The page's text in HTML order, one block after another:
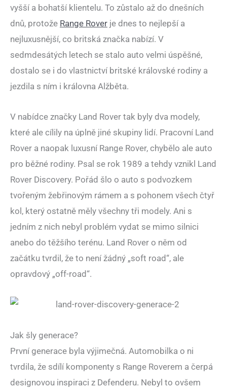
vyšší a bohatší klientelu. To zůstalo až do dnešních
dnů, protože Range Rover je dnes to nejlepší a
nejluxusnější, co britská značka nabízí. V
sedmdesátých letech se stalo auto velmi úspěšné,
dostalo se i do vlastnictví britské královské rodiny a
jezdila s ním i královna Alžběta.
V nabídce značky Land Rover tak byly dva modely,
které ale cílily na úplně jiné skupiny lidí. Pracovní Land
Rover a naopak luxusní Range Rover, chybělo ale auto
pro běžné rodiny. Psal se rok 1989 a tehdy vznikl Land
Rover Discovery. Pořád šlo o auto s podvozkem
tvořeným žebřinovým rámem a s pohonem všech čtyř
kol, který ostatně měly všechny tři modely. Ani s
jedním z nich nebyl problém vydat se mimo silnici
anebo do těžšího terénu. Land Rover o něm od
začátku tvrdil, že to není žádný „soft road“, ale
opravdový „off-road“.
Jak šly generace?
První generace byla výjimečná. Automobilka o ni
tvrdila, že sdílí komponenty s Range Roverem a čerpá
designovou inspiraci z Defenderu. Nebyl to ovšem